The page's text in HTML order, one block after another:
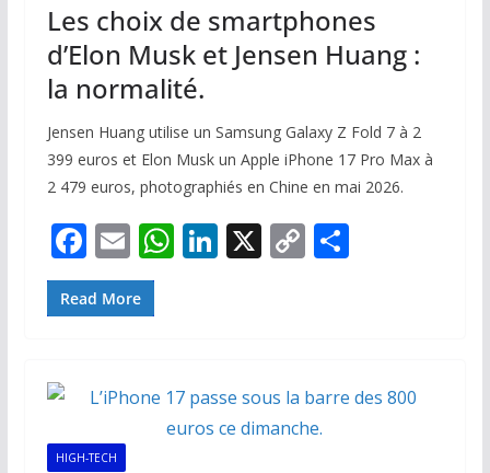
Les choix de smartphones
d’Elon Musk et Jensen Huang :
la normalité.
Jensen Huang utilise un Samsung Galaxy Z Fold 7 à 2
399 euros et Elon Musk un Apple iPhone 17 Pro Max à
2 479 euros, photographiés en Chine en mai 2026.
F
ac
e
o
o
k
E
m
ai
W
h
A
p
p
Li
n
n
X C
o
Li
n
k
P
er
Read More
HIGH-TECH